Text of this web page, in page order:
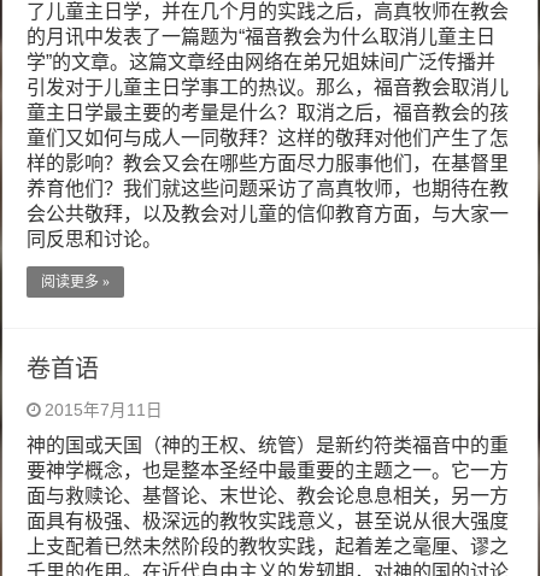
了儿童主日学，并在几个月的实践之后，高真牧师在教会
的月讯中发表了一篇题为“福音教会为什么取消儿童主日
学”的文章。这篇文章经由网络在弟兄姐妹间广泛传播并
引发对于儿童主日学事工的热议。那么，福音教会取消儿
童主日学最主要的考量是什么？取消之后，福音教会的孩
童们又如何与成人一同敬拜？这样的敬拜对他们产生了怎
样的影响？教会又会在哪些方面尽力服事他们，在基督里
养育他们？我们就这些问题采访了高真牧师，也期待在教
会公共敬拜，以及教会对儿童的信仰教育方面，与大家一
同反思和讨论。
阅读更多 »
卷首语
2015年7月11日
神的国或天国（神的王权、统管）是新约符类福音中的重
要神学概念，也是整本圣经中最重要的主题之一。它一方
面与救赎论、基督论、末世论、教会论息息相关，另一方
面具有极强、极深远的教牧实践意义，甚至说从很大强度
上支配着已然未然阶段的教牧实践，起着差之毫厘、谬之